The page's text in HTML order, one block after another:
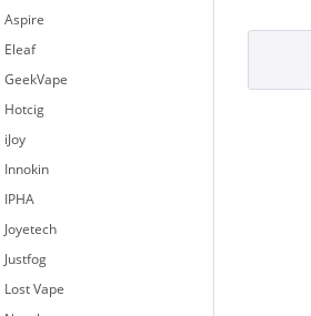
Aspire
Eleaf
GeekVape
Hotcig
iJoy
Innokin
IPHA
Joyetech
Justfog
Lost Vape